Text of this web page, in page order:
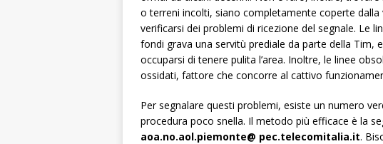
o terreni incolti, siano completamente coperte
verificarsi dei problemi di ricezione del segnale. Le
fondi grava una servitù prediale da parte della Tim,
occuparsi di tenere pulita l’area. Inoltre, le linee
ossidati, fattore che concorre al cattivo
Per segnalare questi problemi, esiste un numero
procedura poco snella. Il metodo più efficace è la
aoa.no.aol.piemonte@ pec.telecomitalia.it.